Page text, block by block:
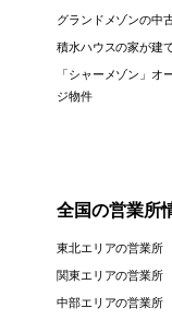
グランドメゾンの中
積水ハウスの家が建
「シャーメゾン」オ
ジ物件
全国の営業所
東北エリアの営業所
関東エリアの営業所
中部エリアの営業所